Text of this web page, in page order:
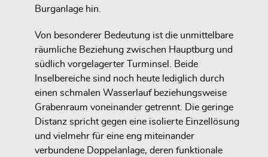
Burganlage hin.
Von besonderer Bedeutung ist die unmittelbare
räumliche Beziehung zwischen Hauptburg und
südlich vorgelagerter Turminsel. Beide
Inselbereiche sind noch heute lediglich durch
einen schmalen Wasserlauf beziehungsweise
Grabenraum voneinander getrennt. Die geringe
Distanz spricht gegen eine isolierte Einzellösung
und vielmehr für eine eng miteinander
verbundene Doppelanlage, deren funktionale